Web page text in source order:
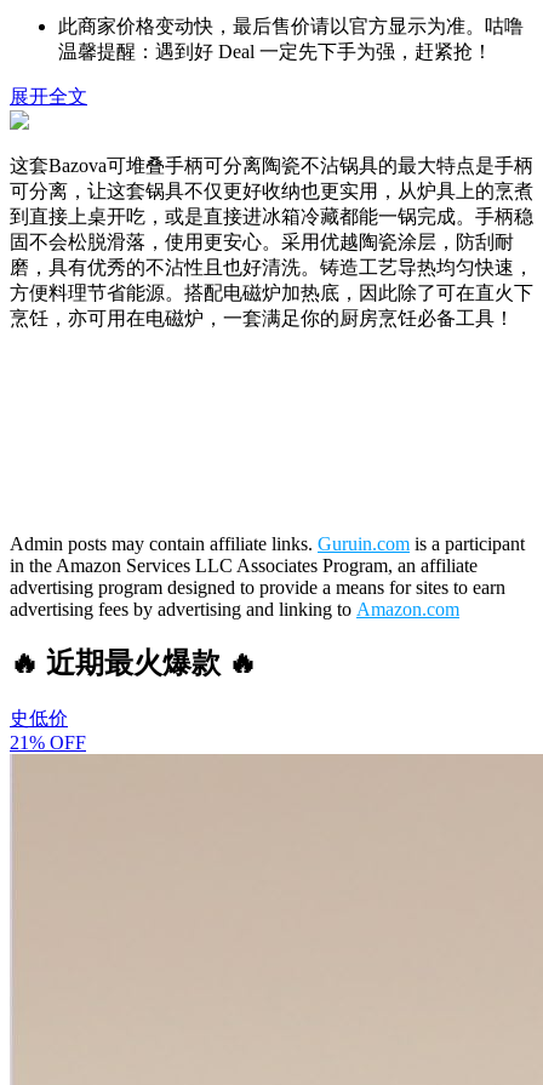
此商家价格变动快，最后售价请以官方显示为准。咕噜
温馨提醒：遇到好 Deal 一定先下手为强，赶紧抢！
展开全文
这套Bazova可堆叠手柄可分离陶瓷不沾锅具的最大特点是手柄
可分离，让这套锅具不仅更好收纳也更实用，从炉具上的烹煮
到直接上桌开吃，或是直接进冰箱冷藏都能一锅完成。手柄稳
固不会松脱滑落，使用更安心。采用优越陶瓷涂层，防刮耐
磨，具有优秀的不沾性且也好清洗。铸造工艺导热均匀快速，
方便料理节省能源。搭配电磁炉加热底，因此除了可在直火下
烹饪，亦可用在电磁炉，一套满足你的厨房烹饪必备工具！
Admin posts may contain affiliate links. Guruin.com is a participant
in the Amazon Services LLC Associates Program, an affiliate
advertising program designed to provide a means for sites to earn
advertising fees by advertising and linking to Amazon.com
🔥 近期最火爆款 🔥
史低价
21% OFF